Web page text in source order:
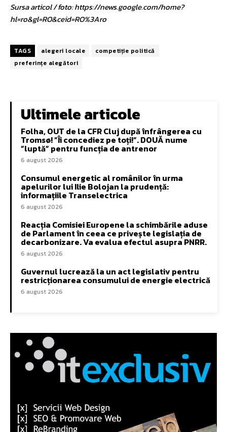
Sursa articol / foto: https://news.google.com/home?
hl=ro&gl=RO&ceid=RO%3Aro
TAGS alegeri locale
competiție politică
preferințe alegători
Ultimele articole
Folha, OUT de la CFR Cluj după înfrângerea cu
Tromsø! ”Îi concediez pe toți!”. DOUĂ nume
”luptă” pentru funcția de antrenor
6 august 2026
Consumul energetic al românilor în urma
apelurilor lui Ilie Bolojan la prudență:
informațiile Transelectrica
6 august 2026
Reacția Comisiei Europene la schimbările aduse
de Parlament în ceea ce privește legislația de
decarbonizare. Va evalua efectul asupra PNRR.
6 august 2026
Guvernul lucrează la un act legislativ pentru
restricționarea consumului de energie electrică
6 august 2026